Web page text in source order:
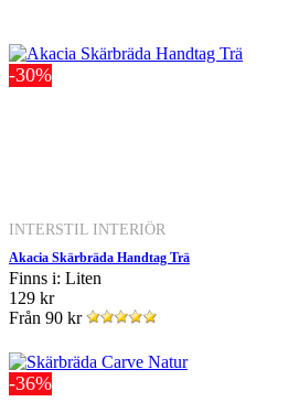
-30%
INTERSTIL INTERIÖR
Akacia Skärbräda Handtag Trä
Finns i: Liten
129 kr
Från 90 kr
-36%